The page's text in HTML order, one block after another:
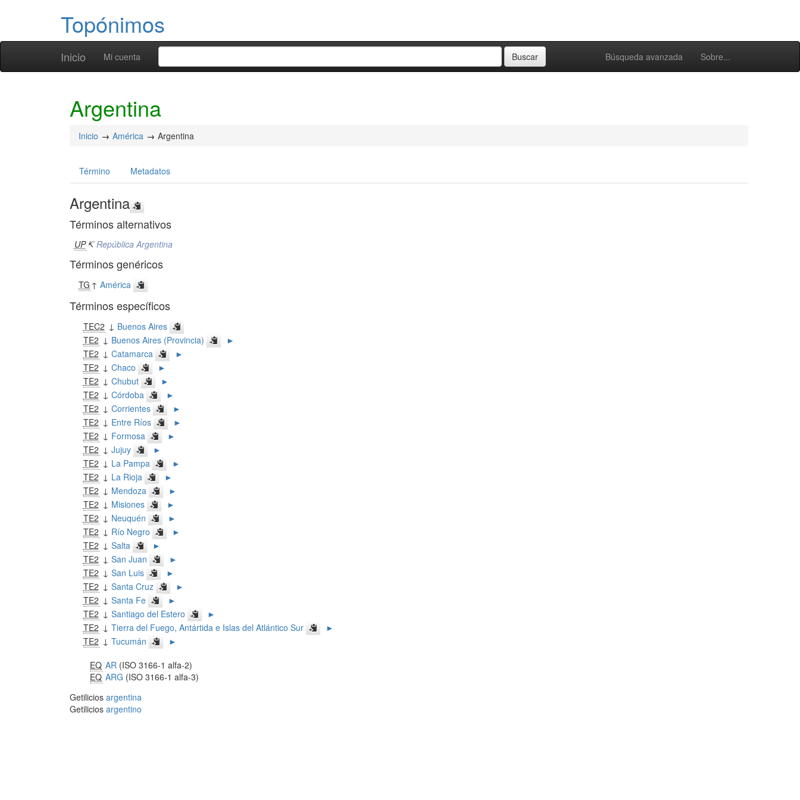
Topónimos
Inicio Búsqueda avanzada Sobre...
Mi cuenta
Argentina
Inicio América Argentina
Término Metadatos
Argentina
Términos alternativos
UP ↸República Argentina
Términos genéricos
TG ↑América
Términos específicos
TEC2 ↓ Buenos Aires
TE2 ↓ Buenos Aires (Provincia)
►
TE2 ↓ Catamarca
►
TE2 ↓ Chaco
►
TE2 ↓ Chubut
►
TE2 ↓ Córdoba
►
TE2 ↓ Corrientes
►
TE2 ↓ Entre Ríos
►
TE2 ↓ Formosa
►
TE2 ↓ Jujuy
►
TE2 ↓ La Pampa
►
TE2 ↓ La Rioja
►
TE2 ↓ Mendoza
►
TE2 ↓ Misiones
►
TE2 ↓ Neuquén
►
TE2 ↓ Río Negro
►
TE2 ↓ Salta
►
TE2 ↓ San Juan
►
TE2 ↓ San Luis
►
TE2 ↓ Santa Cruz
►
TE2 ↓ Santa Fe
►
TE2 ↓ Santiago del Estero
►
TE2 ↓ Tierra del Fuego, Antártida e Islas del Atlántico Sur
►
TE2 ↓ Tucumán
►
EQ AR (ISO 3166-1 alfa-2)
EQ ARG (ISO 3166-1 alfa-3)
Getilicios argentina
Getilicios argentino